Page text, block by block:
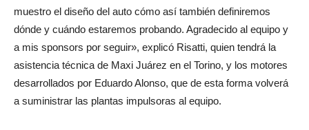
muestro el diseño del auto cómo así también definiremos
dónde y cuándo estaremos probando. Agradecido al equipo y
a mis sponsors por seguir», explicó Risatti, quien tendrá la
asistencia técnica de Maxi Juárez en el Torino, y los motores
desarrollados por Eduardo Alonso, que de esta forma volverá
a suministrar las plantas impulsoras al equipo.